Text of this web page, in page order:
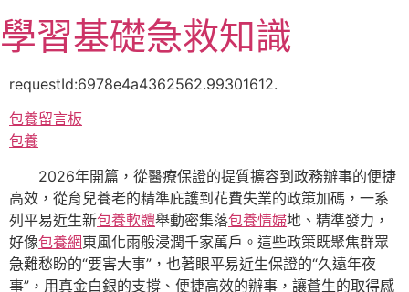
至
主
容
學習基礎急救知識
requestId:6978e4a4362562.99301612.
包養留言板
包養
2026年開篇，從醫療保證的提質擴容到政務辦事的便捷
高效，從育兒養老的精準庇護到花費失業的政策加碼，一系
列平易近生新包養軟體舉動密集落包養情婦地、精準發力，
好像包養網東風化雨般浸潤千家萬戶。這些政策既聚焦群眾
急難愁盼的“要害大事”，也著眼平易近生保證的“久遠年夜
事”，用真金白銀的支撐、便捷高效的辦事，讓蒼生的取得感